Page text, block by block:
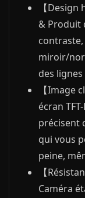
【
& Produit
miroir/
des
【Image
écran
précisent
qui vous
peine,
【
Caméra